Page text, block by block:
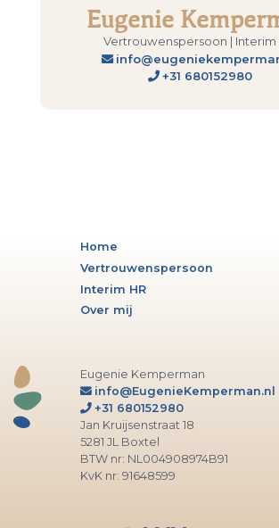
Eugenie
Vertrouwenspersoon | Interim
+31 680152980
Eugenie Kemperman
info@EugenieKemperman.nl
+31 680152980
Jan Kruijsenstraat 18
5281 JL Boxtel
BTW nr: NL004908974B91
KvK nr: 91648599
Home
Vertrouwenspersoon
Interim HR
Over mij